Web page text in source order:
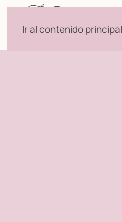
Ir al contenido principal